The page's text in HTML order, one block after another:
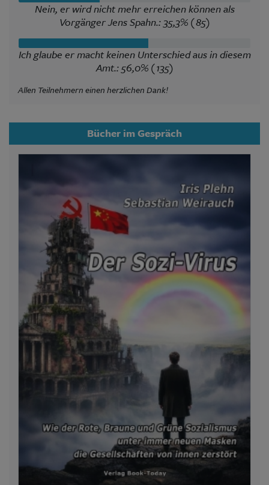
Nein, er wird nicht mehr erreichen können als
Vorgänger Jens Spahn.: 35,3% (85)
Ich glaube er macht keinen Unterschied aus in diesem
Amt.: 56,0% (135)
Allen Teilnehmern einen herzlichen Dank!
Bücher im Gespräch